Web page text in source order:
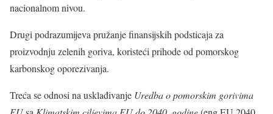
nacionalnom nivou.
Drugi podrazumijeva pružanje finansijskih podsticaja za
proizvodnju zelenih goriva, koristeći prihode od pomorskog
karbonskog oporezivanja.
Treća se odnosi na usklađivanje Uredba o pomorskim gorivima